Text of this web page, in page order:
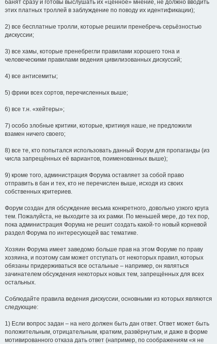
банят сразу и готовы выслушать их «ценное» мнение, не должно вводить
этих платных троллей в заблуждение по поводу их идентификации);
2) все бесплатные тролли, которые решили пренебречь серьёзностью
дискуссии;
3) все хамы, которые пренебрегли правилами хорошего тона и
человеческими правилами ведения цивилизованных дискуссий;
4) все антисемиты;
5) фрики всех сортов, перечисленных выше;
6) все т.н. «хейтеры»;
7) особо злобные критики, которые, критикуя наше, не предложили
взамен ничего своего;
8) все те, кто попытался использовать данный Форум для пропаганды (из
числа запрещённых её вариантов, поименованных выше);
9) кроме того, администрация Форума оставляет за собой право
отправить в бан и тех, кто не перечислен выше, исходя из своих
собственных критериев.
Форум создан для обсуждение весьма конкретного, довольно узкого круга
тем. Пожалуйста, не выходите за их рамки. По меньшей мере, до тех пор,
пока администрация Форума не решит создать какой-то новый корневой
раздел Форума по интересующей вас тематике.
Хозяин Форума имеет заведомо больше прав на этом Форуме по праву
хозяина, и поэтому сам может отступать от некоторых правил, которых
обязаны придерживаться все остальные – например, он являться
зачинателем обсуждения некоторых новых тем, запрещённых для всех
остальных.
Соблюдайте правила ведения дискуссии, основными из которых являются
следующие:
1) Если вопрос задан – на него должен быть дан ответ. Ответ может быть
положительным, отрицательным, кратким, развёрнутым, и даже в форме
мотивированного отказа дать ответ (например, по соображениям «я не